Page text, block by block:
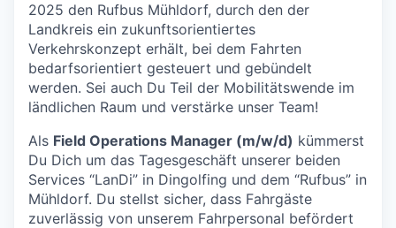
2025 den Rufbus Mühldorf, durch den der
Landkreis ein zukunftsorientiertes
Verkehrskonzept erhält, bei dem Fahrten
bedarfsorientiert gesteuert und gebündelt
werden. Sei auch Du Teil der Mobilitätswende im
ländlichen Raum und verstärke unser Team!
Als Field Operations Manager (m/w/d) kümmerst
Du Dich um das Tagesgeschäft unserer beiden
Services “LanDi” in Dingolfing und dem “Rufbus” in
Mühldorf. Du stellst sicher, dass Fahrgäste
zuverlässig von unserem Fahrpersonal befördert